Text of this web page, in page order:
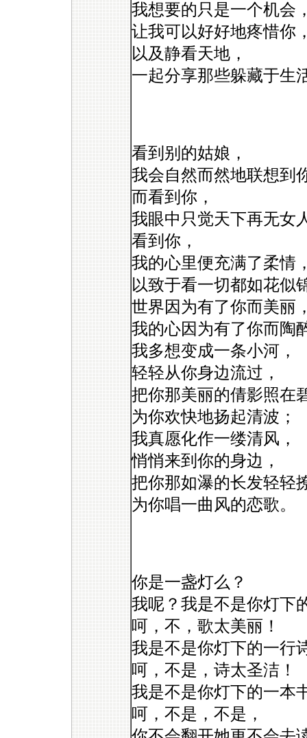
我想要的只是一个机会
让我可以好好地疼惜你
以及静看天地，
一起分享那些躲藏于生
看到别的姑娘，
我会自然而然地联想到
而看到你，
我眼中只觉天下再无女
看到你，
我的心里便充满了柔情
以致于看一切都如花似
世界因为有了你而美丽
我的心因为有了你而陶
我多想变成一条小河，
轻轻从你身边流过，
把你那美丽的倩影照在
为你欢快地扬起清波；
我真愿化作一缕清风，
悄悄来到你的身边，
把你那如瀑的长发轻轻
为你唱一曲风的恋歌。
你是一盏灯么？
我呢？我是不是你灯下
呵，不，歌太美丽！
我是不是你灯下的一行
呵，不是，诗太圣洁！
我是不是你灯下的一本
呵，不是，不是，